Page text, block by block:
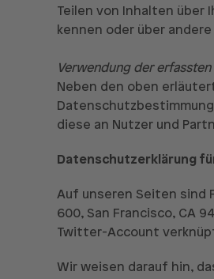
Teilen von Inhalten über
kennen oder über
Verwendung der
Neben den oben
diese an Nutzer und
Datenschutzerklärung
Auf unseren Seiten sind
600, San Francisco, CA
Twitter-Account
Wir weisen darauf hin,